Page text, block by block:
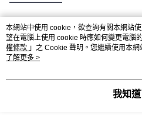
熱門標籤
本網站中使用 cookie，欲查詢有關本網站
望在電腦上使用 cookie 時應如何變更電腦
權條款 」之 Cookie 聲明。您繼續使用本
用條款之 Cookie 聲明使用 cookie。
了解更多 >
我知